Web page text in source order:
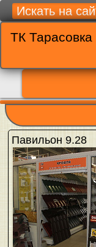
ТК Тарасовка
Павильон 9.28